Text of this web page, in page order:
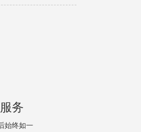
务
始终如一